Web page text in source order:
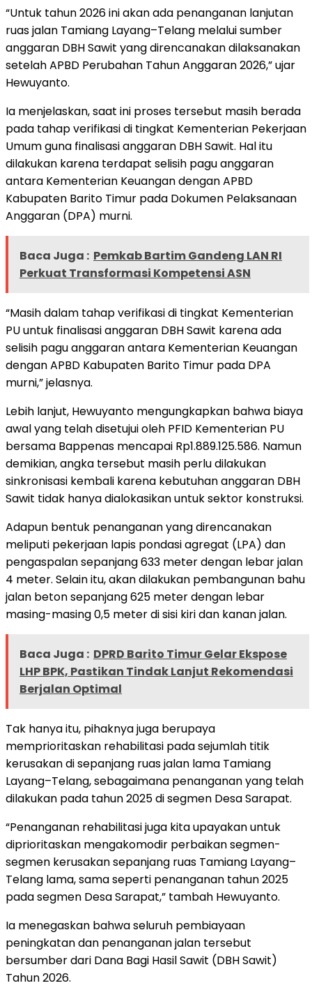
“Untuk tahun 2026 ini akan ada penanganan lanjutan
ruas jalan Tamiang Layang–Telang melalui sumber
anggaran DBH Sawit yang direncanakan dilaksanakan
setelah APBD Perubahan Tahun Anggaran 2026,” ujar
Hewuyanto.
Ia menjelaskan, saat ini proses tersebut masih berada
pada tahap verifikasi di tingkat Kementerian Pekerjaan
Umum guna finalisasi anggaran DBH Sawit. Hal itu
dilakukan karena terdapat selisih pagu anggaran
antara Kementerian Keuangan dengan APBD
Kabupaten Barito Timur pada Dokumen Pelaksanaan
Anggaran (DPA) murni.
Baca Juga : Pemkab Bartim Gandeng LAN RI
Perkuat Transformasi Kompetensi ASN
“Masih dalam tahap verifikasi di tingkat Kementerian
PU untuk finalisasi anggaran DBH Sawit karena ada
selisih pagu anggaran antara Kementerian Keuangan
dengan APBD Kabupaten Barito Timur pada DPA
murni,” jelasnya.
Lebih lanjut, Hewuyanto mengungkapkan bahwa biaya
awal yang telah disetujui oleh PFID Kementerian PU
bersama Bappenas mencapai Rp1.889.125.586. Namun
demikian, angka tersebut masih perlu dilakukan
sinkronisasi kembali karena kebutuhan anggaran DBH
Sawit tidak hanya dialokasikan untuk sektor konstruksi.
Adapun bentuk penanganan yang direncanakan
meliputi pekerjaan lapis pondasi agregat (LPA) dan
pengaspalan sepanjang 633 meter dengan lebar jalan
4 meter. Selain itu, akan dilakukan pembangunan bahu
jalan beton sepanjang 625 meter dengan lebar
masing-masing 0,5 meter di sisi kiri dan kanan jalan.
Baca Juga : DPRD Barito Timur Gelar Ekspose
LHP BPK, Pastikan Tindak Lanjut Rekomendasi
Berjalan Optimal
Tak hanya itu, pihaknya juga berupaya
memprioritaskan rehabilitasi pada sejumlah titik
kerusakan di sepanjang ruas jalan lama Tamiang
Layang–Telang, sebagaimana penanganan yang telah
dilakukan pada tahun 2025 di segmen Desa Sarapat.
“Penanganan rehabilitasi juga kita upayakan untuk
diprioritaskan mengakomodir perbaikan segmen-
segmen kerusakan sepanjang ruas Tamiang Layang–
Telang lama, sama seperti penanganan tahun 2025
pada segmen Desa Sarapat,” tambah Hewuyanto.
Ia menegaskan bahwa seluruh pembiayaan
peningkatan dan penanganan jalan tersebut
bersumber dari Dana Bagi Hasil Sawit (DBH Sawit)
Tahun 2026.